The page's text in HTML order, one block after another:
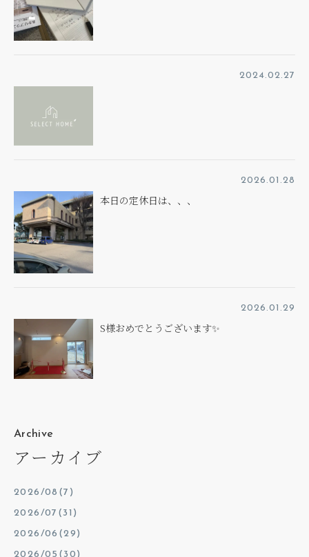
2024.02.27
2026.01.28
本日の定休日は、、、
2026.01.29
S様おめでとうございます✨
Archive
アーカイブ
2026/08(7)
2026/07(31)
2026/06(29)
2026/05(30)